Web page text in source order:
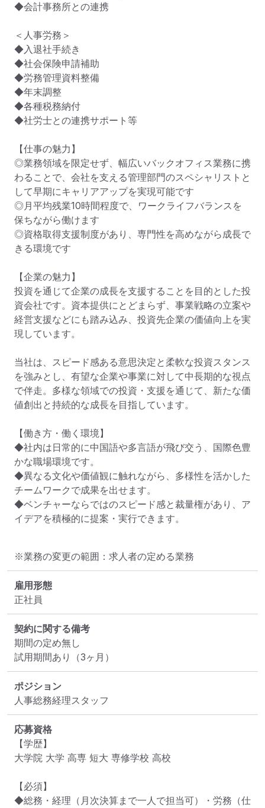
◆会計事務所との連携
＜人事労務＞
◆入退社手続き
◆社会保険申請補助
◆労務管理資料整備
◆年末調整
◆各種税務納付
◆社労士との連携サポート等
【仕事の魅力】
◎業務領域を限定せず、幅広いバックオフィス業務に携
わることで、会社を支える管理部門のスペシャリストと
して早期にキャリアアップを実現可能です
◎月平均残業10時間程度で、ワークライフバランスを
保ちながら働けます
◎資格取得支援制度があり、専門性を高めながら成長で
きる環境です
【企業の魅力】
投資を通じて企業の成長を支援することを目的とした投
資会社です。資本提供にとどまらず、事業戦略の立案や
経営支援などにも踏み込み、投資先企業の価値向上を実
現しています。
当社は、スピード感ある意思決定と柔軟な投資スタンス
を強みとし、有望な企業や事業に対して中長期的な視点
で伴走。多様な領域での投資・支援を通じて、新たな価
値創出と持続的な成長を目指しています。
【働き方・働く環境】
◆社内は日常的に中国語や多言語が飛び交う、国際色豊
かな職場環境です。
◆異なる文化や価値観に触れながら、多様性を活かした
チームワークで成果を出せます。
◆ベンチャーならではのスピード感と裁量権があり、ア
イデアを積極的に提案・実行できます。
※業務の変更の範囲：求人者の定める業務
雇用形態
正社員
契約に関する備考
期間の定め無し
試用期間あり（3ヶ月）
ポジション
人事総務経理スタッフ
応募資格
【学歴】
大学院 大学 高専 短大 専修学校 高校
【必須】
◆総務・経理（月次決算まで一人で担当可）・労務（仕